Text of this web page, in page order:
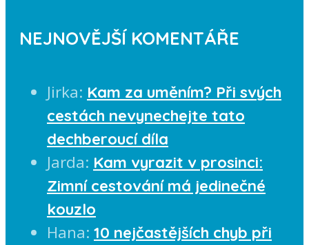
NEJNOVĚJŠÍ KOMENTÁŘE
Jirka: Kam za uměním? Při svých
cestách nevynechejte tato
dechberoucí díla
Jarda: Kam vyrazit v prosinci:
Zimní cestování má jedinečné
kouzlo
Hana: 10 nejčastějších chyb při